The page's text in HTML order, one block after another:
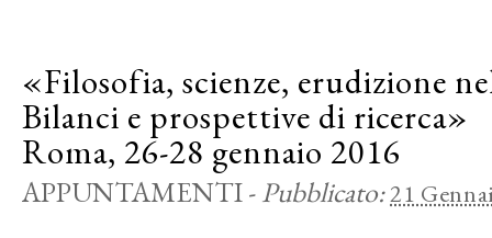
«Filosofia, scienze, erudizione
Bilanci e prospettive di ricerca»
Roma, 26-28 gennaio 2016
APPUNTAMENTI-Pubblicato:21